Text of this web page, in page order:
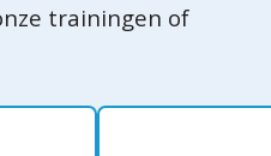
trainingen of